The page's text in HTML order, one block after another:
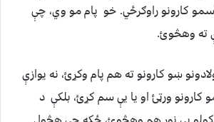
کارونو راوګرځي. خو پام مو وي، چې
ته وهڅوئ.
ښو کارونو ته هم پام وکړئ، نه یوازې
ورټئ او یا یې سم کړئ، بلکې د